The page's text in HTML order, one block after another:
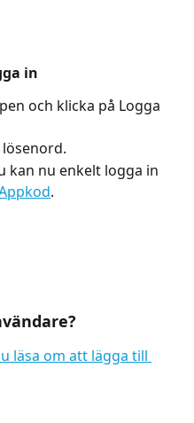
in
och klicka på Logga
kan nu enkelt logga in
.
läsa om att lägga till